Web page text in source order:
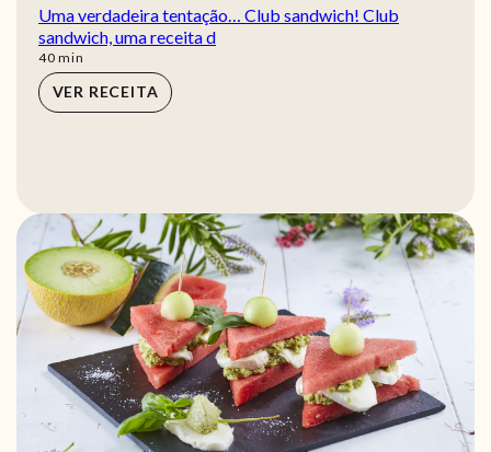
Uma verdadeira tentação… Club sandwich! Club
sandwich, uma receita d
40min
min
VER RECEITA